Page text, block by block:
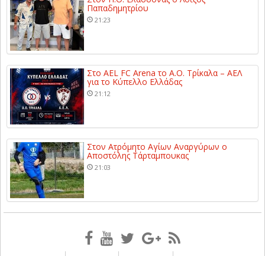
Παπαδημητρίου
21:23
Στο AEL FC Arena το Α.Ο. Τρίκαλα – ΑΕΛ
για το Κύπελλο Ελλάδας
21:12
Στον Ατρόμητο Αγίων Αναργύρων ο
Αποστόλης Τάρταμπουκας
21:03